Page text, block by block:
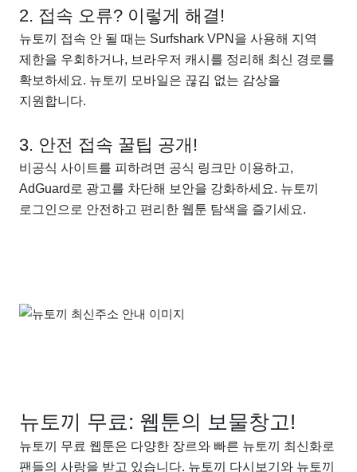
2. 접속 오류? 이렇게 해결!
뉴토끼 접속 안 될 때는 Surfshark VPN을 사용해 지역
제한을 우회하거나, 브라우저 캐시를 정리해 최신 경로를
확보하세요. 뉴토끼 모바일은 끊김 없는 감상을
지원합니다.
3. 안전 접속 꿀팁 공개!
비공식 사이트를 피하려면 공식 링크만 이용하고,
AdGuard로 광고를 차단해 보안을 강화하세요. 뉴토끼
로그인으로 안전하고 편리한 웹툰 탐색을 즐기세요.
뉴토끼 무료: 웹툰의 보물창고!
뉴토끼 무료 웹툰은 다양한 장르와 빠른 뉴토끼 최신화로
팬들의 사랑을 받고 있습니다. 뉴토끼 다시보기와 뉴토끼